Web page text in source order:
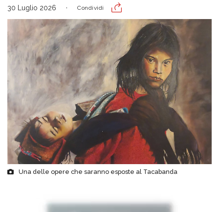
30 Luglio 2026 Condividi
Una delle opere che saranno esposte al Tacabanda